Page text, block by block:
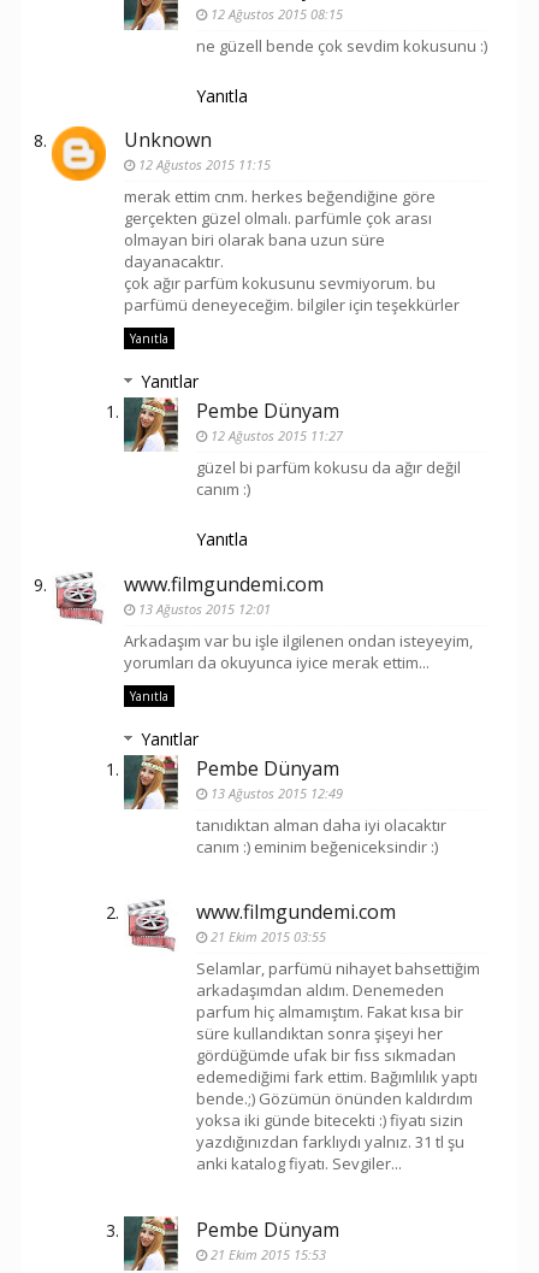
12 Ağustos 2015 08:15
ne güzell bende çok sevdim kokusunu :)
Yanıtla
Unknown
12 Ağustos 2015 11:15
merak ettim cnm. herkes beğendiğine göre
gerçekten güzel olmalı. parfümle çok arası
olmayan biri olarak bana uzun süre
dayanacaktır.
çok ağır parfüm kokusunu sevmiyorum. bu
parfümü deneyeceğim. bilgiler için teşekkürler
Yanıtla
Yanıtlar
Pembe Dünyam
12 Ağustos 2015 11:27
güzel bi parfüm kokusu da ağır değil
canım :)
Yanıtla
www.filmgundemi.com
13 Ağustos 2015 12:01
Arkadaşım var bu işle ilgilenen ondan isteyeyim,
yorumları da okuyunca iyice merak ettim...
Yanıtla
Yanıtlar
Pembe Dünyam
13 Ağustos 2015 12:49
tanıdıktan alman daha iyi olacaktır
canım :) eminim beğeniceksindir :)
www.filmgundemi.com
21 Ekim 2015 03:55
Selamlar, parfümü nihayet bahsettiğim
arkadaşımdan aldım. Denemeden
parfum hiç almamıştım. Fakat kısa bir
süre kullandıktan sonra şişeyi her
gördüğümde ufak bir fıss sıkmadan
edemediğimi fark ettim. Bağımlılık yaptı
bende.;) Gözümün önünden kaldırdım
yoksa iki günde bitecekti :) fiyatı sizin
yazdığınızdan farklıydı yalnız. 31 tl şu
anki katalog fiyatı. Sevgiler...
Pembe Dünyam
21 Ekim 2015 15:53